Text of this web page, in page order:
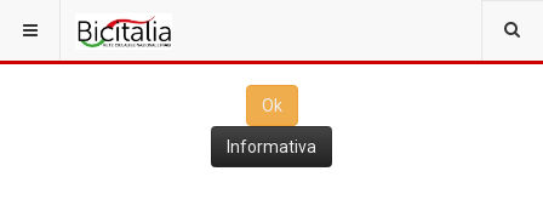
Questo sito utilizza i
Ok
Ok
Informativa